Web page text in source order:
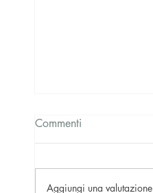
Commenti
Aggiungi una valutazione